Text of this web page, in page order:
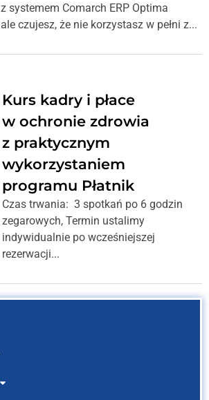
z systemem Comarch ERP Optima
ale czujesz, że nie korzystasz w pełni z...
Kurs kadry i płace
w ochronie zdrowia
z praktycznym
wykorzystaniem
programu Płatnik
Czas trwania: 3 spotkań po 6 godzin
zegarowych, Termin ustalimy
indywidualnie po wcześniejszej
rezerwacji...